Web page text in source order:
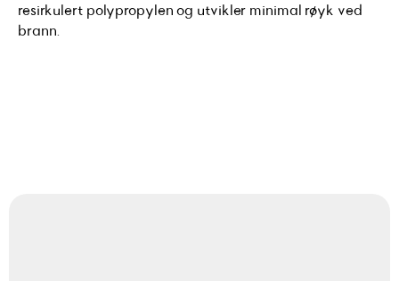
resirkulert polypropylen og utvikler minimal røyk ved
brann.